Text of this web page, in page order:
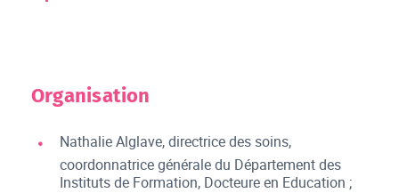
Organisation
Nathalie Alglave, directrice des soins,
coordonnatrice générale du Département des
Instituts de Formation, Docteure en Education ;